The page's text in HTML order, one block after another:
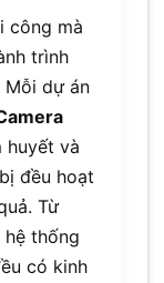
công mà
trình
Mỗi dự án
huyết và
đều hoạt
Từ
hệ thống
có kinh